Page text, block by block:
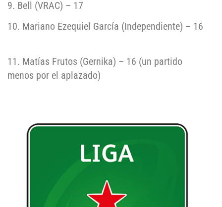
9. Bell (VRAC) – 17
10. Mariano Ezequiel García (Independiente) – 16
11. Matías Frutos (Gernika) – 16 (un partido
menos por el aplazado)